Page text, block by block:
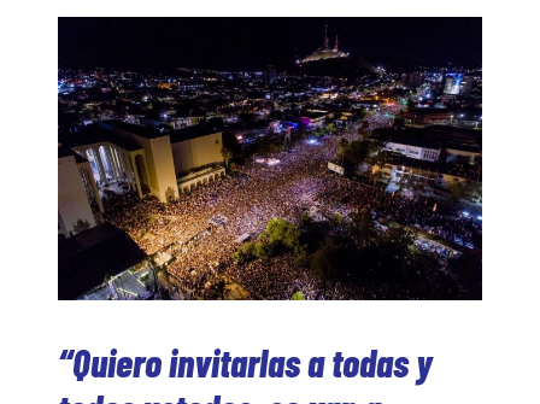
“Quiero invitarlas a todas y